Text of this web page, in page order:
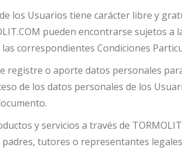
de los Usuarios tiene carácter libre y
pueden encontrarse sujetos
correspondientes Condiciones
registre o aporte datos personales
de los datos personales de los
y servicios a través de
tutores o representantes